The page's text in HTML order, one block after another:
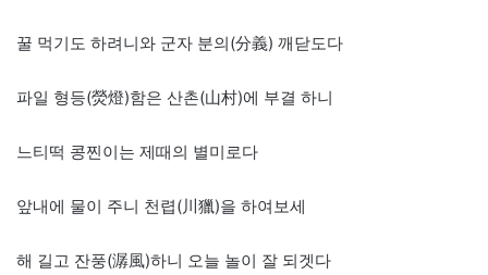
꿀 먹기도 하려니와 군자 분의(分義) 깨닫도다
파일 형등(熒燈)함은 산촌(山村)에 부결 하니
느티떡 콩찐이는 제때의 별미로다
앞내에 물이 주니 천렵(川獵)을 하여보세
해 길고 잔풍(潺風)하니 오늘 놀이 잘 되겟다